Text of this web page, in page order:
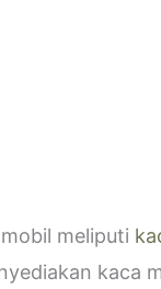
meliputi